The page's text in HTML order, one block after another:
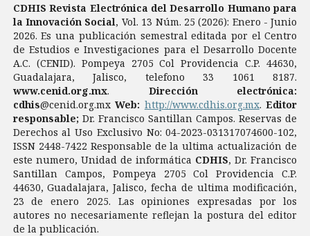
CDHIS Revista Electrónica del Desarrollo Humano para
la Innovación Social, Vol. 13 Núm. 25 (2026): Enero - Junio
2026. Es una publicación semestral editada por el Centro
de Estudios e Investigaciones para el Desarrollo Docente
A.C. (CENID). Pompeya 2705 Col Providencia C.P. 44630,
Guadalajara, Jalisco, telefono 33 1061 8187.
www.cenid.org.mx. Dirección electrónica:
cdhis@cenid.org.mxWeb: http://www.cdhis.org.mx. Editor
responsable; Dr. Francisco Santillan Campos. Reservas de
Derechos al Uso Exclusivo No: 04-2023-031317074600-102,
ISSN 2448-7422 Responsable de la ultima actualización de
este numero, Unidad de informática CDHIS, Dr. Francisco
Santillan Campos, Pompeya 2705 Col Providencia C.P.
44630, Guadalajara, Jalisco, fecha de ultima modificación,
23 de enero 2025. Las opiniones expresadas por los
autores no necesariamente reflejan la postura del editor
de la publicación.